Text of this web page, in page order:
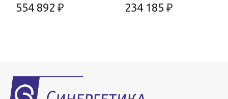
554 892 ₽ 234 185 ₽